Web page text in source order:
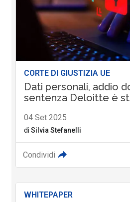
CORTE DI GIUSTIZIA UE
Dati personali, addio
sentenza Deloitte è
04 Set 2025
di Silvia Stefanelli
Condividi
WHITEPAPER